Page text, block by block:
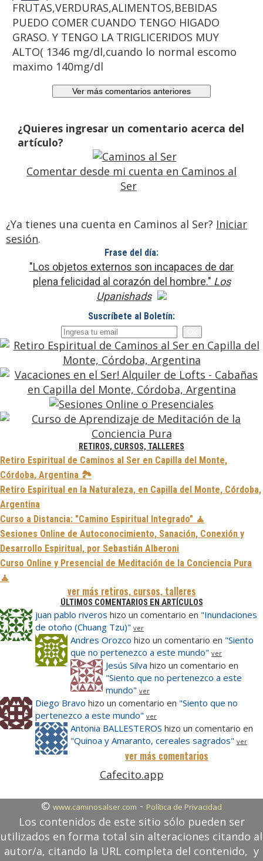
FRUTAS,VERDURAS,ALIMENTOS,BEBIDAS
PUEDO COMER CUANDO TENGO HIGADO
GRASO. Y TENGO LA TRIGLICERIDOS MUY
ALTO( 1346 mg/dl,cuando lo normal escomo
maximo 140mg/dl
¿Quieres ingresar un comentario acerca del
artículo?
Comentar desde mi cuenta en Caminos al
Ser
¿Ya tienes una cuenta en Caminos al Ser? Iniciar
sesión.
Frase del día:
"Los objetos externos son incapaces de dar
plena felicidad al corazón del hombre." Los
Upanishads
Suscríbete al Boletín:
RETIROS, CURSOS, TALLERES
Retiro Espiritual de Caminos al Ser en Capilla del Monte,
Córdoba, Argentina 🏞️
Retiro Espiritual en la Naturaleza, en Capilla del Monte, Córdoba,
Argentina
Curso a Distancia: "Camino Espiritual Integrado" 🧘
Sesiones Online de Autoconocimiento, Sanación, Conexión y
Desarrollo Espiritual, por Sebastián Alberoni
Curso Online y Presencial de Meditación de la Conciencia Pura
🧘
ver más retiros, cursos, talleres
ÚLTIMOS COMENTARIOS EN ARTÍCULOS
juan pablo riveros hizo un comentario en "Inundaciones
de otoño (Chuang Tzu)" ver
Andres Orozco hizo un comentario en "Siento
que no pertenezco a este mundo" ver
Jesús Silva hizo un comentario en
"Siento que no pertenezco a este
mundo" ver
Diego Bravo hizo un comentario en "Siento que no
pertenezco a este mundo" ver
Antonia BALLESTEROS hizo un comentario en
"Quinoa y Amaranto, cereales sagrados" ver
ver más comentarios
Cafecito.app
© www.caminosalser.com - Política de Privacidad
Los contenidos de este sitio sólo pueden ser
utilizados en forma total sin alteraciones citando al
autor/a, citando la URL completa del contenido, y